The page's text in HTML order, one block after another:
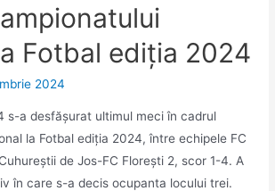
Fotbal ediția 2024
2024
s-a desfășurat ultimul meci în cadrul
la Fotbal ediția 2024, între echipele FC
de Jos-FC Florești 2, scor 1-4. A
în care s-a decis ocupanta locului trei.